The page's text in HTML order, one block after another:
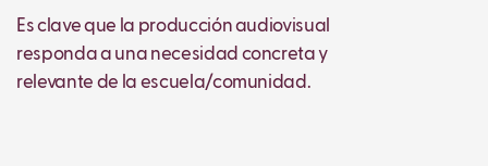
Es clave que la producción audiovisual
responda a una necesidad concreta y
relevante de la escuela/comunidad.